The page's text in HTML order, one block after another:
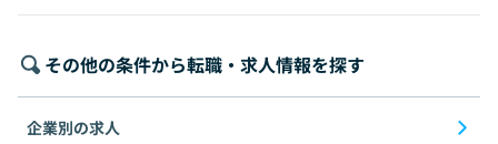
その他の条件から転職・求人情報を探す
企業別の求人